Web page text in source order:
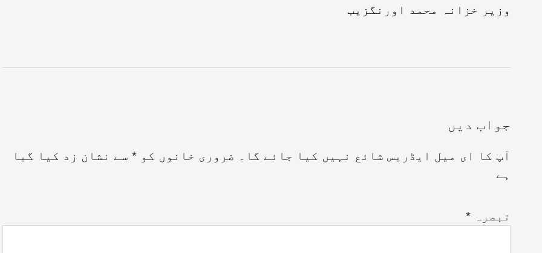
وزیر خزانہ محمد اورنگزیب
جواب دیں
آپ کا ای میل ایڈریس شائع نہیں کیا جائے گا۔ ضروری خانوں کو * سے نشان زد کیا گیا
ہے
تبصرہ *